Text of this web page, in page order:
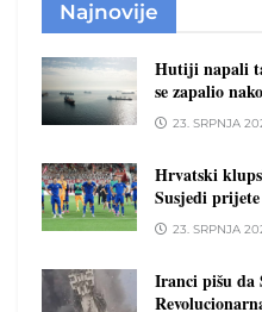
Najnovije
Hutiji napali
se zapalio
23. SRPNJA
Hrvatski
Susjedi
23. SRPNJA
Iranci pišu da